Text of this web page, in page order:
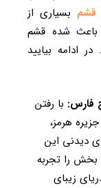
قشم بسیاری از
باعث شده قشم
ادامه بیایید
فارس: با رفتن
هرمز،
دیدنی این
را تجربه
زیبای